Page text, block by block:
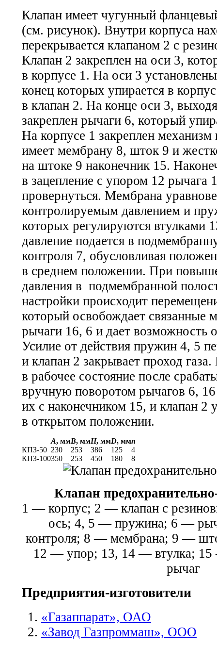
Клапан имеет чугунный
(см. рисунок). Внутри корпуса
перекрывается клапаном 2 с
Клапан 2 закреплен на оси 3,
в корпусе 1. На оси 3
конец которых упирается в
в клапан 2. На конце оси 3,
закреплен рычаги 6, который
На корпусе 1 закреплен
имеет мембрану 8, шток 9 и
на штоке 9 наконечник 15.
в зацепление с упором 12 рычага
провернуться. Мембрана
контролируемым давлением и
которых регулируются втулками
давление подается в
контроля 7, обусловливая
в среднем положении. При
давления в подмембранной
настройки происходит
который освобождает связанные
рычаги 16, 6 и дает возможность
Усилие от действия пружин 4, 5
и клапан 2 закрывает проход
в рабочее состояние после
вручную поворотом рычагов 6,
их с наконечником 15, и клапан 2
в открытом положении.
А, ммВ, ммН, ммD, ммn
КПЗ-50 230 253 386 125
4
КПЗ-100350 253 450 180 8
Клапан
1 — корпус; 2 — клапан с
ось; 4, 5 — пружина; 6 —
контроля; 8 — мембрана; 9 —
12 — упор; 13, 14 — втулка;
рычаг
Предприятия-изготовители
«Газаппарат», ОАО
«Завод Газпроммаш», ООО